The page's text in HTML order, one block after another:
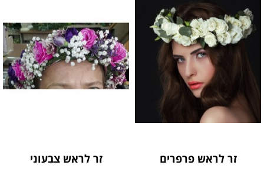
זר לראש פרפרים זר לראש צבעוני